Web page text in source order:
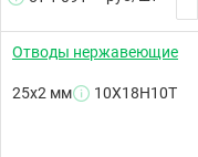
Отводы нержавеющие
25х2 мм 10Х18Н10Т